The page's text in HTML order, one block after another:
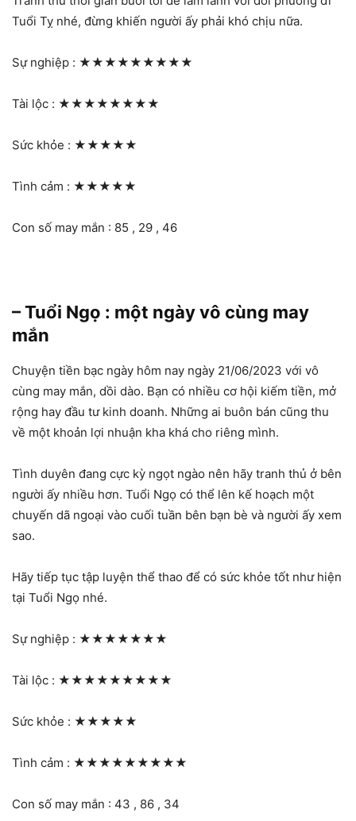
Tuổi Tỵ nhé, đừng khiến người ấy phải khó chịu nữa.
Sự nghiệp : ★★★★★★★★★
Tài lộc : ★★★★★★★★
Sức khỏe : ★★★★★
Tình cảm : ★★★★★
Con số may mắn : 85 , 29 , 46
– Tuổi Ngọ : một ngày vô cùng may
mắn
Chuyện tiền bạc ngày hôm nay ngày 21/06/2023 với vô
cùng may mắn, dồi dào. Bạn có nhiều cơ hội kiếm tiền, mở
rộng hay đầu tư kinh doanh. Những ai buôn bán cũng thu
về một khoản lợi nhuận kha khá cho riêng mình.
Tình duyên đang cực kỳ ngọt ngào nên hãy tranh thủ ở bên
người ấy nhiều hơn. Tuổi Ngọ có thể lên kế hoạch một
chuyến dã ngoại vào cuối tuần bên bạn bè và người ấy xem
sao.
Hãy tiếp tục tập luyện thể thao để có sức khỏe tốt như hiện
tại Tuổi Ngọ nhé.
Sự nghiệp : ★★★★★★★
Tài lộc : ★★★★★★★★★
Sức khỏe : ★★★★★
Tình cảm : ★★★★★★★★★
Con số may mắn : 43 , 86 , 34